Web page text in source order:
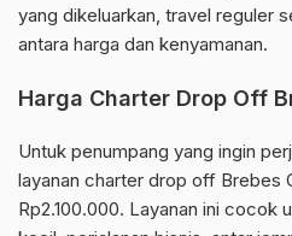
yang dikeluarkan, travel reguler
antara harga dan kenyamanan.
Harga Charter Drop Off
Untuk penumpang yang ingin
layanan charter drop off Brebes
Rp2.100.000. Layanan ini cocok